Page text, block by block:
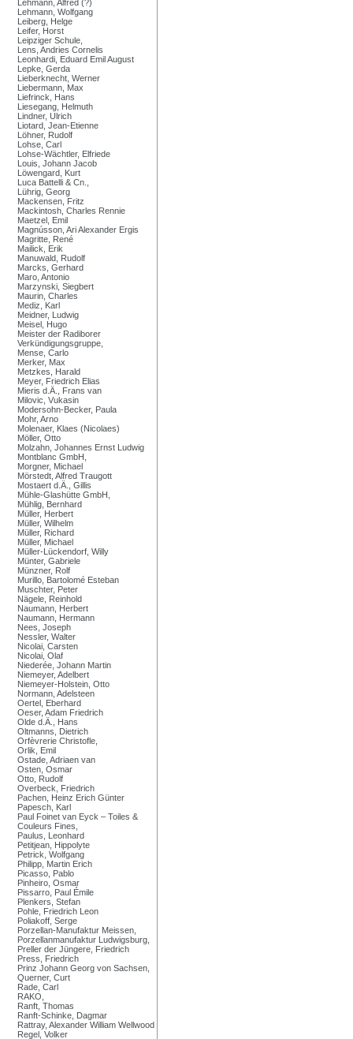
Lehmann, Alfred (?)
Lehmann, Wolfgang
Leiberg, Helge
Leifer, Horst
Leipziger Schule,
Lens, Andries Cornelis
Leonhardi, Eduard Emil August
Lepke, Gerda
Lieberknecht, Werner
Liebermann, Max
Liefrinck, Hans
Liesegang, Helmuth
Lindner, Ulrich
Liotard, Jean-Etienne
Löhner, Rudolf
Lohse, Carl
Lohse-Wächtler, Elfriede
Louis, Johann Jacob
Löwengard, Kurt
Luca Battelli & Cn.,
Lührig, Georg
Mackensen, Fritz
Mackintosh, Charles Rennie
Maetzel, Emil
Magnússon, Ari Alexander Ergis
Magritte, René
Mailick, Erik
Manuwald, Rudolf
Marcks, Gerhard
Maro, Antonio
Marzynski, Siegbert
Maurin, Charles
Mediz, Karl
Meidner, Ludwig
Meisel, Hugo
Meister der Radiborer
Verkündigungsgruppe,
Mense, Carlo
Merker, Max
Metzkes, Harald
Meyer, Friedrich Elias
Mieris d.Ä., Frans van
Milovic, Vukasin
Modersohn-Becker, Paula
Mohr, Arno
Molenaer, Klaes (Nicolaes)
Möller, Otto
Molzahn, Johannes Ernst Ludwig
Montblanc GmbH,
Morgner, Michael
Mörstedt, Alfred Traugott
Mostaert d.Ä., Gillis
Mühle-Glashütte GmbH,
Mühlig, Bernhard
Müller, Herbert
Müller, Wilhelm
Müller, Richard
Müller, Michael
Müller-Lückendorf, Willy
Münter, Gabriele
Münzner, Rolf
Murillo, Bartolomé Esteban
Muschter, Peter
Nägele, Reinhold
Naumann, Herbert
Naumann, Hermann
Nees, Joseph
Nessler, Walter
Nicolai, Carsten
Nicolai, Olaf
Niederée, Johann Martin
Niemeyer, Adelbert
Niemeyer-Holstein, Otto
Normann, Adelsteen
Oertel, Eberhard
Oeser, Adam Friedrich
Olde d.Ä., Hans
Oltmanns, Dietrich
Orfèvrerie Christofle,
Orlik, Emil
Ostade, Adriaen van
Osten, Osmar
Otto, Rudolf
Overbeck, Friedrich
Pachen, Heinz Erich Günter
Papesch, Karl
Paul Foinet van Eyck – Toiles &
Couleurs Fines,
Paulus, Leonhard
Petitjean, Hippolyte
Petrick, Wolfgang
Philipp, Martin Erich
Picasso, Pablo
Pinheiro, Osmar
Pissarro, Paul Émile
Plenkers, Stefan
Pohle, Friedrich Leon
Poliakoff, Serge
Porzellan-Manufaktur Meissen,
Porzellanmanufaktur Ludwigsburg,
Preller der Jüngere, Friedrich
Press, Friedrich
Prinz Johann Georg von Sachsen,
Querner, Curt
Rade, Carl
RAKO,
Ranft, Thomas
Ranft-Schinke, Dagmar
Rattray, Alexander William Wellwood
Regel, Volker